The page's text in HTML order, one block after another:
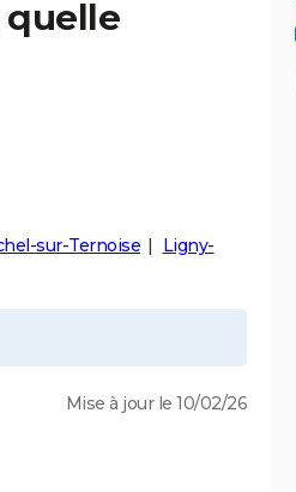
sur-Ternoise
Ligny-
Mise à jour le 10/02/26